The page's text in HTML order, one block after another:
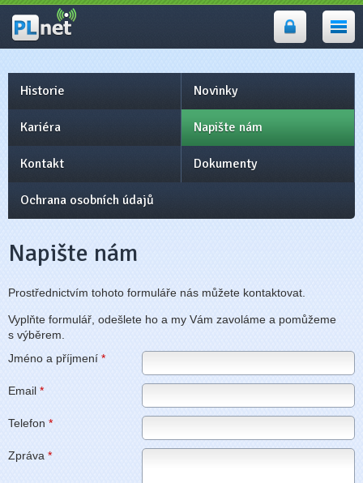
PLnet -
Prostějov,
PřerovHistorie Novinky
Kariéra Napište nám
Kontakt Dokumenty
Ochrana osobních údajů
Napište nám
Prostřednictvím tohoto formuláře nás můžete kontaktovat.
Vyplňte formulář, odešlete ho a my Vám zavoláme a pomůžeme
s výběrem.
Jméno a příjmení *
Email *
Telefon *
Zpráva *